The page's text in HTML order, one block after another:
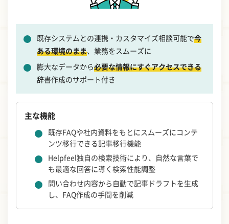
既存システムとの連携・カスタマイズ相談可能で今
ある環境のまま、業務をスムーズに
膨大なデータから必要な情報にすぐアクセスできる
辞書作成のサポート付き
主な機能
既存FAQや社内資料をもとにスムーズにコンテ
ンツ移行できる記事移行機能
Helpfeel独自の検索技術により、自然な言葉で
も最適な回答に導く検索性能調整
問い合わせ内容から自動で記事ドラフトを生成
し、FAQ作成の手間を削減